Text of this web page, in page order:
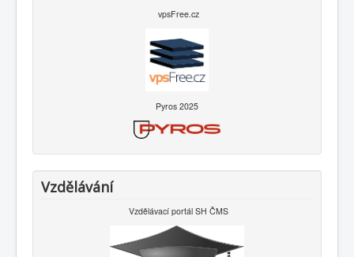
vpsFree.cz
Pyros 2025
Vzdělávání
Vzdělávací portál SH ČMS